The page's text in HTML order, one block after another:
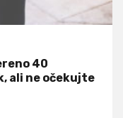
40
ali ne očekujte